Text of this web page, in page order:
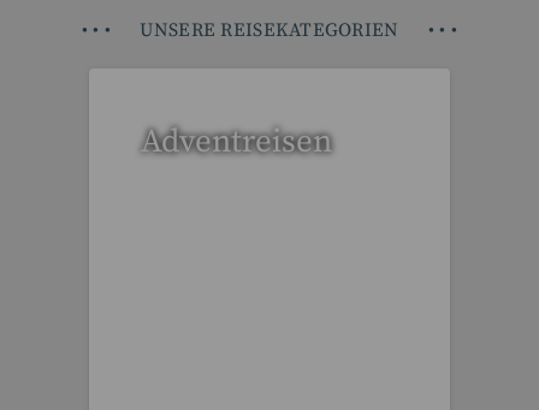
• • • UNSERE REISEKATEGORIEN • • •
Adventreisen